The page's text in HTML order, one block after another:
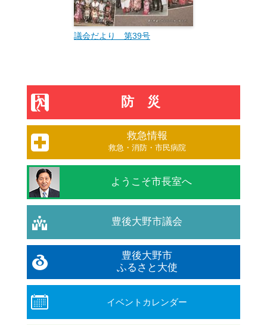
議会だより 第39号
防災
救急情報
救急・消防・市民病院
ようこそ市長室へ
豊後大野市議会
豊後大野市
ふるさと大使
イベントカレンダー